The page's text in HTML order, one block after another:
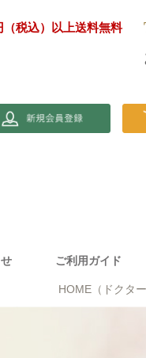
税込）以上送料無料
ご利用ガイド
HOME （ドクタ